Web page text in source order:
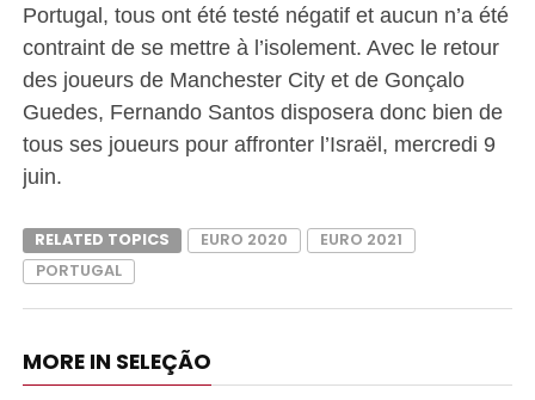
Portugal, tous ont été testé négatif et aucun n’a été
contraint de se mettre à l’isolement. Avec le retour
des joueurs de Manchester City et de Gonçalo
Guedes, Fernando Santos disposera donc bien de
tous ses joueurs pour affronter l’Israël, mercredi 9
juin.
RELATED TOPICS EURO 2020
EURO 2021
PORTUGAL
MORE IN SELEÇÃO